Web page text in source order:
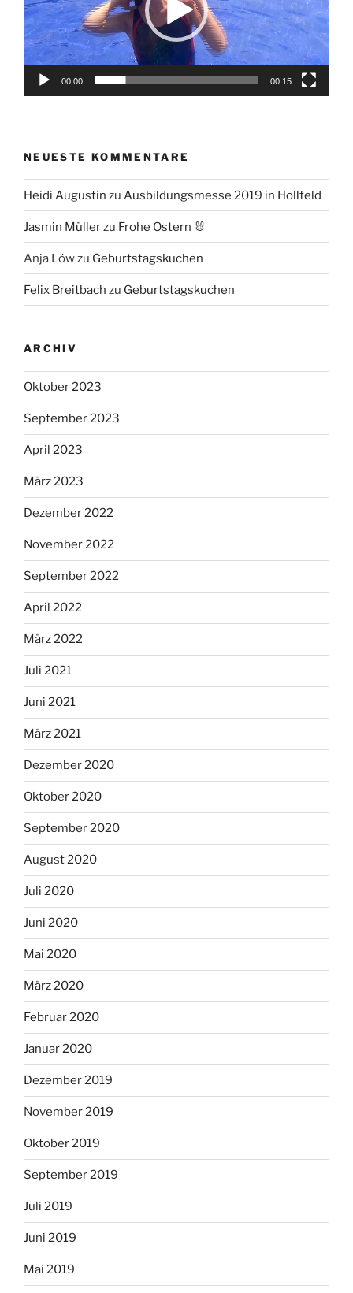
00:00 00:15
NEUESTE KOMMENTARE
Heidi Augustin zu Ausbildungsmesse 2019 in Hollfeld
Jasmin Müllerzu Frohe Ostern 🐰
Anja Löwzu Geburtstagskuchen
Felix Breitbach zu Geburtstagskuchen
ARCHIV
Oktober 2023
September 2023
April 2023
März 2023
Dezember 2022
November 2022
September 2022
April 2022
März 2022
Juli 2021
Juni 2021
März 2021
Dezember 2020
Oktober 2020
September 2020
August 2020
Juli 2020
Juni 2020
Mai 2020
März 2020
Februar 2020
Januar 2020
Dezember 2019
November 2019
Oktober 2019
September 2019
Juli 2019
Juni 2019
Mai 2019